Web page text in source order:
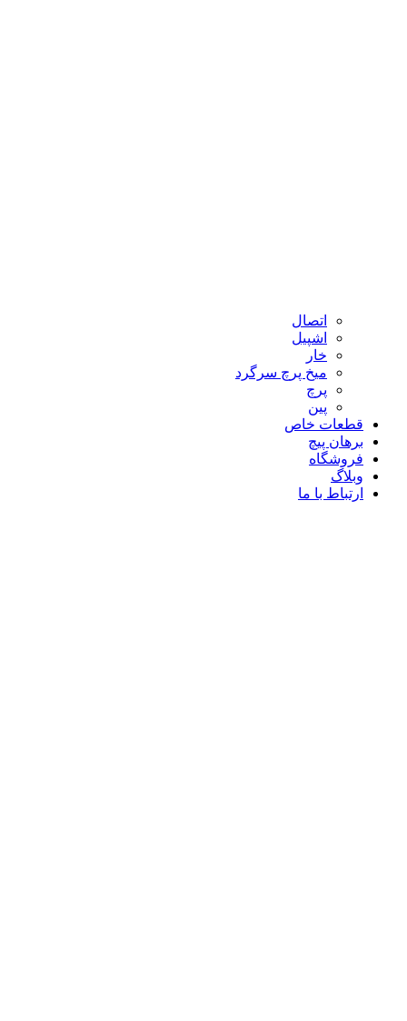
اتصال
اشپیل
خار
میخ پرچ سرگرد
پرچ
پین
قطعات خاص
برهان پیچ
فروشگاه
وبلاگ
ارتباط با ما